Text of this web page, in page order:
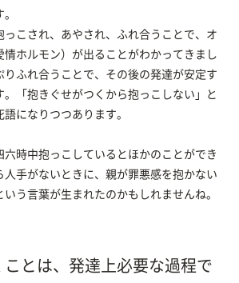
っこされ、あやされ、ふれ合うことで、オ
情ホルモン）が出ることがわかってきまし
りふれ合うことで、その後の発達が安定す
。「抱きぐせがつくから抱っこしない」と
になりつつあります。
六時中抱っこしているとほかのことができ
人手がないときに、親が罪悪感を抱かない
う言葉が生まれたのかもしれませんね。
とは、発達上必要な過程で